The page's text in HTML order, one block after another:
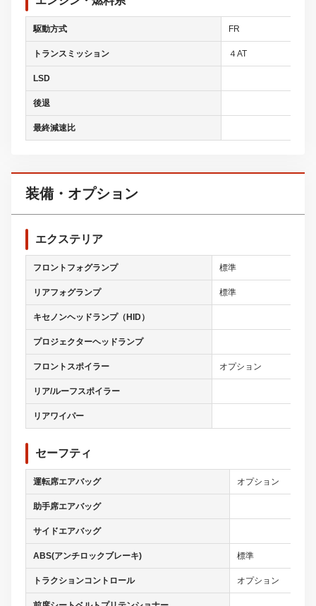
駆動方式 FR
トランスミッション ４AT
LSD
後退
最終減速比
装備・オプション
エクステリア
フロントフォグランプ 標準
リアフォグランプ 標準
キセノンヘッドランプ（HID）
プロジェクターヘッドランプ
フロントスポイラー オプション
リア/ルーフスポイラー
リアワイパー
セーフティ
運転席エアバッグ オプション
助手席エアバッグ
サイドエアバッグ
ABS(アンチロックブレーキ) 標準
トラクションコントロール オプション